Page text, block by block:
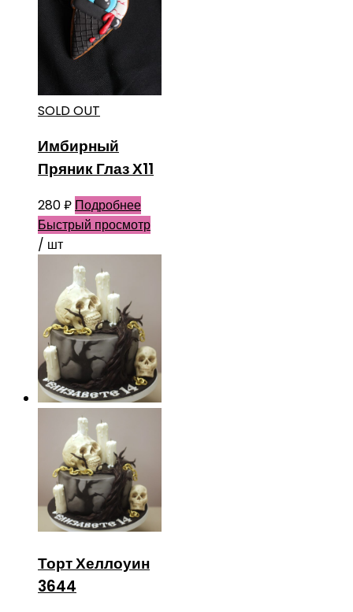
SOLD OUT
Имбирный
Пряник Глаз Х11
280₽ Подробнее
Быстрый просмотр
/ шт
Торт Хеллоуин
3644